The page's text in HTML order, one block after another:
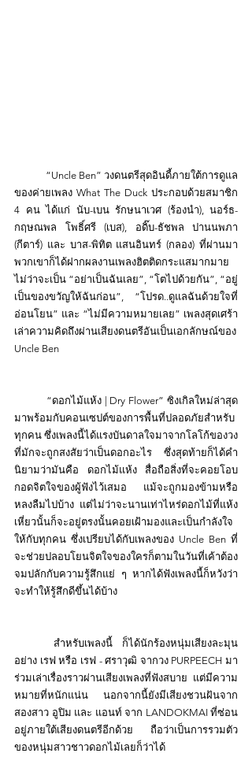
ของค่ายเพลง What The Duck ประกอบด้วยสมาชิก
4 คน ได้แก่ นับ-เบน รักษนาเวศ (ร้องนำ), นอร์ธ-
กฤษณพล โพธิ์ศรี (เบส), อดิ๊บ-ธัชพล ปานนพภา
(กีตาร์) และ บาส-พิทิต แสนอินทร์ (กลอง) ที่ผ่านมา
พวกเขาก็ได้ฝากผลงานเพลงฮิตติดกระแสมากมาย
ไม่ว่าจะเป็น “อย่าเป็นฉันเลย”, “โตไปด้วยกัน”, “อยู่
เป็นของขวัญให้ฉันก่อน”, “โปรด..ดูแลฉันด้วยใจที่
อ่อนโยน” และ “ไม่มีความหมายเลย” เพลงสุดเศร้า
เล่าความคิดถึงผ่านเสียงดนตรีอันเป็นเอกลักษณ์ของ
Uncle Ben
มาพร้อมกับคอนเซปต์ของการพื้นที่ปลอดภัยสำหรับ
ทุกคน ซึ่งเพลงนี้ได้แรงบันดาลใจมาจากโลโก้ของวง
ที่มักจะถูกสงสัยว่าเป็นดอกอะไร ซึ่งสุดท้ายก็ได้คำ
นิยามว่ามันคือ ดอกไม้แห้ง สื่อถือสิ่งที่จะคอยโอบ
กอดจิตใจของผู้ฟังไว้เสมอ แม้จะถูกมองข้ามหรือ
หลงลืมไปบ้าง แต่ไม่ว่าจะนานเท่าไหร่ดอกไม้ที่แห้ง
เหี่ยวนั้นก็จะอยู่ตรงนั้นคอยเฝ้ามองและเป็นกำลังใจ
ให้กับทุกคน ซึ่งเปรียบได้กับเพลงของ Uncle Ben ที่
จะช่วยปลอบโยนจิตใจของใครก็ตามในวันที่เค้าต้อง
จมปลักกับความรู้สึกแย่ ๆ หากได้ฟังเพลงนี้ก็หวังว่า
จะทำให้รู้สึกดีขึ้นได้บ้าง
อย่าง เรฟ หรือ เรฟ - ศราวุฒิ จากวง PURPEECH มา
ร่วมเล่าเรื่องราวผ่านเสียงเพลงที่ฟังสบาย แต่มีความ
หมายที่หนักแน่น นอกจากนี้ยังมีเสียงชวนฝันจาก
สองสาว อูปิม และ แอนท์ จาก LANDOKMAI ที่ซ่อน
อยู่ภายใต้เสียงดนตรีอีกด้วย ถือว่าเป็นการรวมตัว
ของหนุ่มสาวชาวดอกไม้เลยก็ว่าได้